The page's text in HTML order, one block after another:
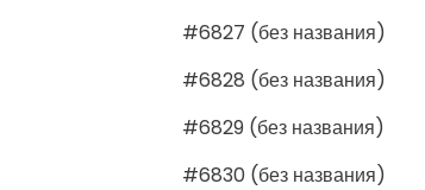
#6827 (без названия)
#6828 (без названия)
#6829 (без названия)
#6830 (без названия)